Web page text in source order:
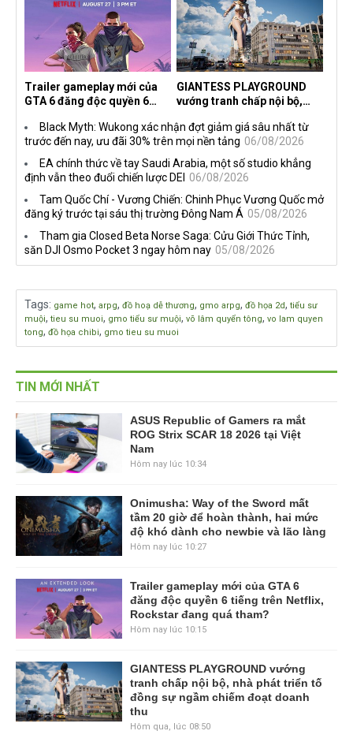
Trailer gameplay mới của
GTA 6 đăng độc quyền 6
đang quá tham?
GIANTESS PLAYGROUND
vướng tranh chấp nội bộ,
ngầm chiếm đoạt doanh thu
Black Myth: Wukong xác nhận đợt giảm giá sâu nhất từ
trước đến nay, ưu đãi 30% trên mọi nền tảng 06/08/2026
EA chính thức về tay Saudi Arabia, một số studio khẳng
định vẫn theo đuổi chiến lược DEI
06/08/2026
Tam Quốc Chí - Vương Chiến: Chinh Phục Vương Quốc mở
đăng ký trước tại sáu thị trường Đông Nam Á 05/08/2026
Tham gia Closed Beta Norse Saga: Cửu Giới Thức Tỉnh,
săn DJI Osmo Pocket 3 ngay hôm nay 05/08/2026
Tags: game hot, arpg, đồ hoạ dễ thương, gmo arpg, đồ họa 2d, tiểu sư
muội, tieu su muoi, gmo tiểu sư muội, võ lâm quyển tông, vo lam quyen
tong, đồ họa chibi, gmo tieu su muoi
TIN MỚI NHẤT
ASUS Republic of Gamers ra mắt
ROG Strix SCAR 18 2026 tại Việt
Nam
Hôm nay lúc 10:34
Onimusha: Way of the Sword mất
tầm 20 giờ để hoàn thành, hai mức
độ khó dành cho newbie và lão làng
Hôm nay lúc 10:27
Trailer gameplay mới của GTA 6
đăng độc quyền 6 tiếng trên Netflix,
Rockstar đang quá tham?
Hôm nay lúc 10:15
GIANTESS PLAYGROUND vướng
tranh chấp nội bộ, nhà phát triển tố
đồng sự ngầm chiếm đoạt doanh
thu
Hôm qua, lúc 08:50